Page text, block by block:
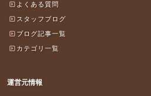
よくある質問
スタッフブログ
ブログ記事一覧
カテゴリ一覧
運営元情報